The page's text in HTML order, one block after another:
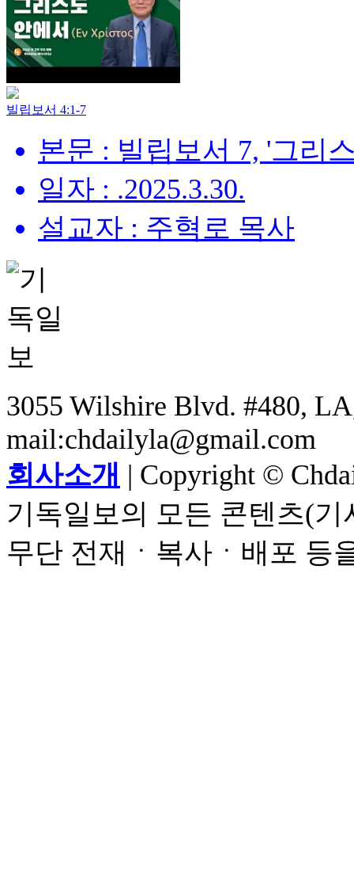
빌립보서 4:1-7
본문 : 빌립보서 7, '그리
일자 : .2025.3.30.
설교자 : 주혁로 목사
3055 Wilshire Blvd. #480,
mail:chdailyla@gmail.com
회사소개 | Copyright ©
기독일보의 모든 콘텐츠(
무단 전재ㆍ복사ㆍ배포 등